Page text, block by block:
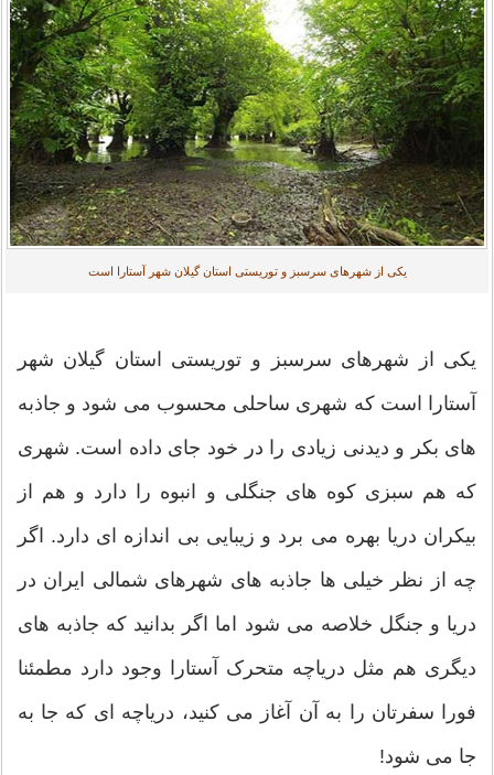
یکی از شهرهای سرسبز و توریستی استان گیلان شهر آستارا است
یکی از شهرهای سرسبز و توریستی استان گیلان شهر
آستارا است که شهری ساحلی محسوب می شود و جاذبه
های بکر و دیدنی زیادی را در خود جای داده است. شهری
که هم سبزی کوه های جنگلی و انبوه را دارد و هم از
بیکران دریا بهره می برد و زیبایی بی اندازه ای دارد. اگر
چه از نظر خیلی ها جاذبه های شهرهای شمالی ایران در
دریا و جنگل خلاصه می شود اما اگر بدانید که جاذبه های
دیگری هم مثل دریاچه متحرک آستارا وجود دارد مطمئنا
فورا سفرتان را به آن آغاز می کنید، دریاچه ای که جا به
جا می شود!